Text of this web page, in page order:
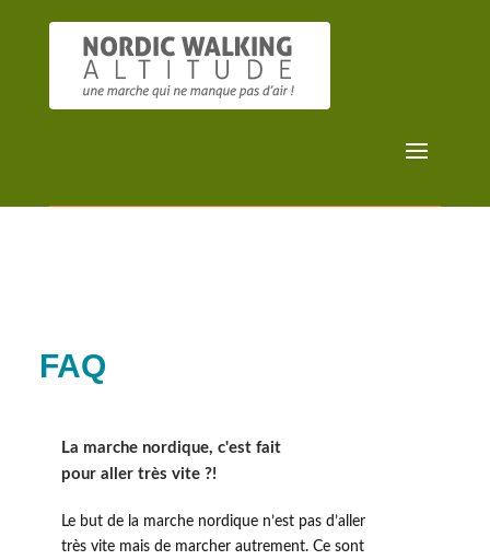
FAQ
La marche nordique, c'est fait
pour aller très vite ?!
Le but de la marche nordique n’est pas d’aller
très vite mais de marcher autrement. Ce sont